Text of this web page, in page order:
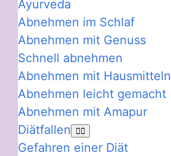
Ayurveda
Abnehmen im Schlaf
Abnehmen mit Genuss
Schnell abnehmen
Abnehmen mit Hausmitteln
Abnehmen leicht gemacht
Abnehmen mit Amapur
Diätfallen
Gefahren einer Diät